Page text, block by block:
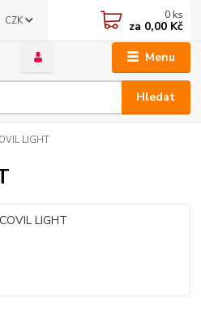
Menu
CZK
Hledat
0 ks
za 0,00 Kč
LIGHT